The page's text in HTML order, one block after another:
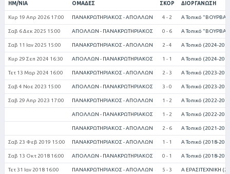
ΗΜ/ΝΊΑ ΟΜΆΔΕΣ ΣΚΟΡ ΔΙΟΡΓΆΝΩΣΗ
Κυρ 19 Απρ 2026 17:00 ΠΑΝΑΚΡΩΤΗΡΙΑΚΟΣ - ΑΠΟΛΛΩΝ 4 - 2 Α Τοπικό
Σαβ 6 Δεκ 2025 15:00 ΑΠΟΛΛΩΝ - ΠΑΝΑΚΡΩΤΗΡΙΑΚΟΣ 0 - 6 Α Τοπικό
Σαβ 11 Ιαν 2025 15:00 ΠΑΝΑΚΡΩΤΗΡΙΑΚΟΣ - ΑΠΟΛΛΩΝ 2 - 4 Α Τοπικό (2024-
Κυρ 29 Σεπ 2024 16:30 ΑΠΟΛΛΩΝ - ΠΑΝΑΚΡΩΤΗΡΙΑΚΟΣ 1 - 1 Α Τοπικό (2024-
Τετ 13 Μαρ 2024 16:00 ΠΑΝΑΚΡΩΤΗΡΙΑΚΟΣ - ΑΠΟΛΛΩΝ 2 - 3 Α Τοπικό (2023-
Σαβ 4 Νοε 2023 15:00 ΑΠΟΛΛΩΝ - ΠΑΝΑΚΡΩΤΗΡΙΑΚΟΣ 3 - 0 Α Τοπικό (2023-
Σαβ 29 Απρ 2023 17:00 ΠΑΝΑΚΡΩΤΗΡΙΑΚΟΣ - ΑΠΟΛΛΩΝ 1 - 2 Α Τοπικό (2022-
ΑΠΟΛΛΩΝ - ΠΑΝΑΚΡΩΤΗΡΙΑΚΟΣ 1 - 2 Α Τοπικό (2022-
ΠΑΝΑΚΡΩΤΗΡΙΑΚΟΣ - ΑΠΟΛΛΩΝ 2 - 6 Α Τοπικό (2021-
Σαβ 23 Φεβ 2019 15:00 ΠΑΝΑΚΡΩΤΗΡΙΑΚΟΣ - ΑΠΟΛΛΩΝ 1 - 1 Α Τοπικό (2018-
Σαβ 13 Οκτ 2018 16:00 ΑΠΟΛΛΩΝ - ΠΑΝΑΚΡΩΤΗΡΙΑΚΟΣ 0 - 1 Α Τοπικό (2018-
Τετ 31 Ιαν 2018 16:00 ΠΑΝΑΚΡΩΤΗΡΙΑΚΟΣ - ΑΠΟΛΛΩΝ 5 - 3 Α ΕΡΑΣΙΤΕΧΝΙΚΗ